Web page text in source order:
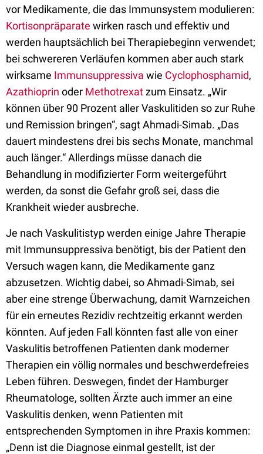
vor Medikamente, die das Immunsystem modulieren:
Kortisonpräparate wirken rasch und effektiv und
werden hauptsächlich bei Therapiebeginn verwendet;
bei schwereren Verläufen kommen aber auch stark
wirksame Immunsuppressiva wie Cyclophosphamid,
Azathioprin oder Methotrexatzum Einsatz. „Wir
können über 90 Prozent aller Vaskulitiden so zur Ruhe
und Remission bringen“, sagt Ahmadi-Simab. „Das
dauert mindestens drei bis sechs Monate, manchmal
auch länger.“ Allerdings müsse danach die
Behandlung in modifizierter Form weitergeführt
werden, da sonst die Gefahr groß sei, dass die
Krankheit wieder ausbreche.
Je nach Vaskulitistyp werden einige Jahre Therapie
mit Immunsuppressiva benötigt, bis der Patient den
Versuch wagen kann, die Medikamente ganz
abzusetzen. Wichtig dabei, so Ahmadi-Simab, sei
aber eine strenge Überwachung, damit Warnzeichen
für ein erneutes Rezidiv rechtzeitig erkannt werden
könnten. Auf jeden Fall könnten fast alle von einer
Vaskulitis betroffenen Patienten dank moderner
Therapien ein völlig normales und beschwerdefreies
Leben führen. Deswegen, findet der Hamburger
Rheumatologe, sollten Ärzte auch immer an eine
Vaskulitis denken, wenn Patienten mit
entsprechenden Symptomen in ihre Praxis kommen:
„Denn ist die Diagnose einmal gestellt, ist der